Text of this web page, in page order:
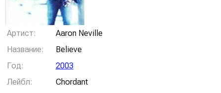
Артист:
Aaron Neville
Название:
Believe
Год:
2003
Лейбл:
Chordant